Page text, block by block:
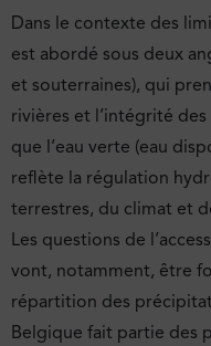
Dans le contexte des
est abordé sous deux
et souterraines), qui
rivières et l’intégrité
que l’eau verte (eau
reflète la régulation
terrestres, du climat et
Les questions de
vont, notamment, être
répartition des
Belgique fait partie des